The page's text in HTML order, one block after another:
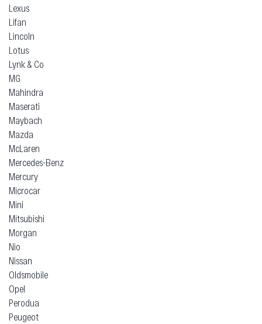
Lexus
Lifan
Lincoln
Lotus
Lynk & Co
MG
Mahindra
Maserati
Maybach
Mazda
McLaren
Mercedes-Benz
Mercury
Microcar
Mini
Mitsubishi
Morgan
Nio
Nissan
Oldsmobile
Opel
Perodua
Peugeot